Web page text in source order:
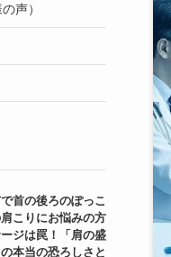
声）
で首の後ろのぽっこ
こりにお悩みの方
ジは罠！「肩の盛
本当の恐ろしさと